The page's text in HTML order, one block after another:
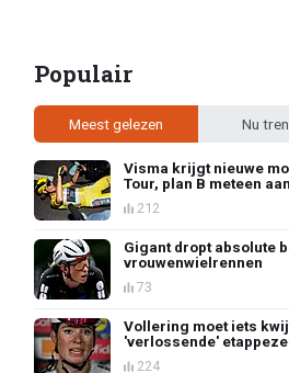
Populair
Meest gelezen Nu
Visma krijgt nieuwe
Tour, plan B meteen
212
Gigant dropt absolute
vrouwenwielrennen
73
Vollering moet iets
'verlossende'
224